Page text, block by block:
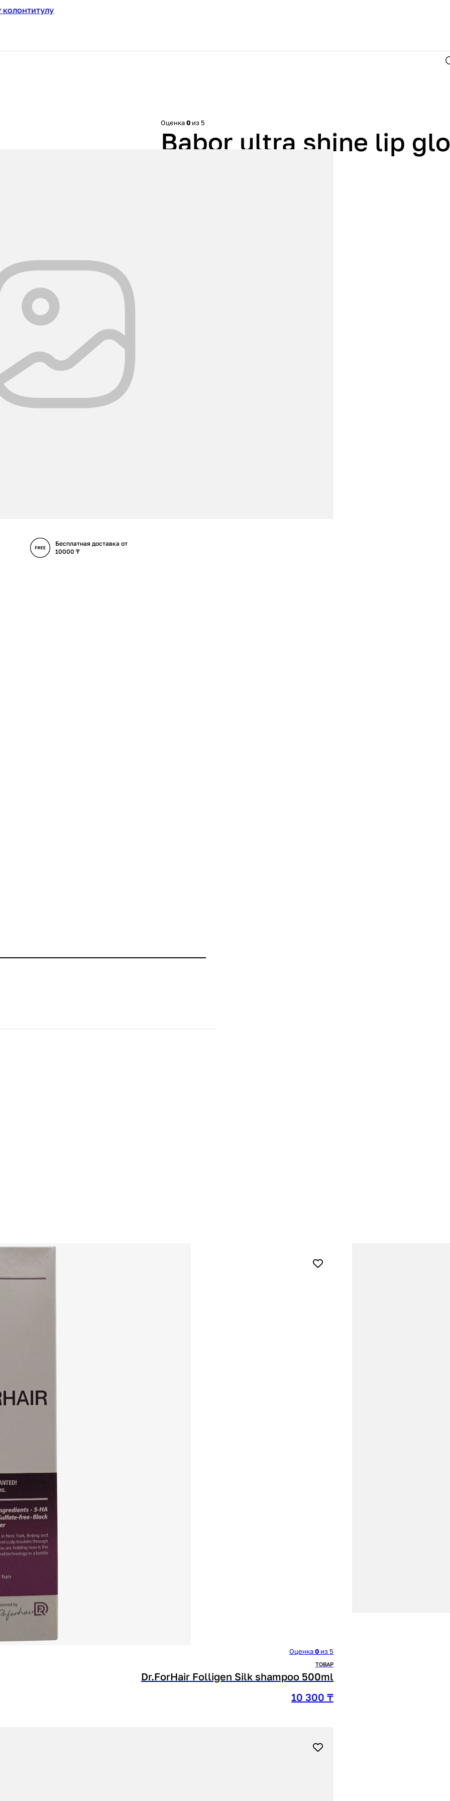
Оценка0 из 5
Babor ultra shine lip
Бесплатная доставка от
10000 ₸
Оценка0 из 5
ТОВАР
Dr.ForHair Folligen Silk shampoo 500ml
10 300 ₸